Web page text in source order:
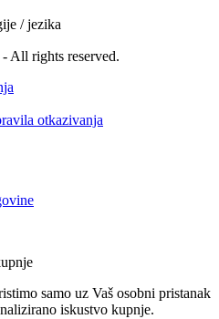
/ jezika
- All rights reserved.
otkazivanja
samo uz Vaš osobni pristanak
iskustvo kupnje.